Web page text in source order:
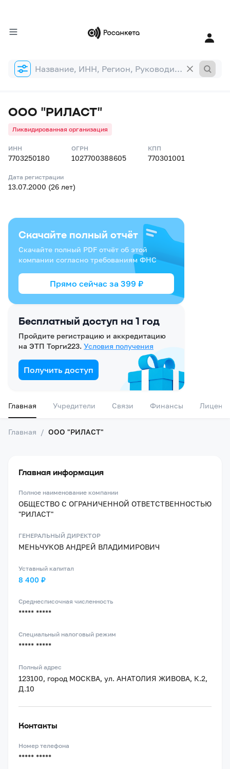
Форма
поиска
ООО "РИЛАСТ"
Ликвидированная организация
ИНН
7703250180
ОГРН
1027700388605
КПП
770301001
Дата регистрации
13.07.2000 (26 лет)
Бесплатный доступ на 1 год
Пройдите регистрацию и аккредитацию
на ЭТП Торги223. Условия получения
Получить доступ
Скачайте полный отчёт
Скачайте полный PDF отчёт об этой
компании согласно требованиям ФНС
Прямо сейчас за 399 ₽
Главная Учредители Связи Финансы
Главная / ООО "РИЛАСТ"
Главная информация
Полное наименование компании
ОБЩЕСТВО С ОГРАНИЧЕННОЙ ОТВЕТСТВЕННОСТЬЮ
"РИЛАСТ"
ГЕНЕРАЛЬНЫЙ ДИРЕКТОР
МЕНЬЧУКОВ АНДРЕЙ ВЛАДИМИРОВИЧ
Уставный капитал
8 400 ₽
Среднесписочная численность
***** *****
Специальный налоговый режим
***** *****
Полный адрес
123100, город МОСКВА, ул. АНАТОЛИЯ ЖИВОВА, К.2,
Д.10
Контакты
Номер телефона
***** *****